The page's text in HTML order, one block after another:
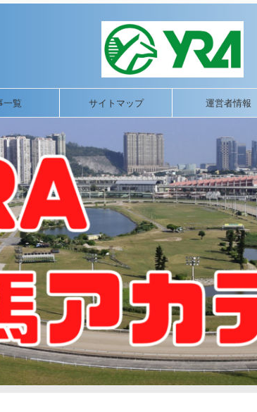
一覧 サイトマップ 運営者情報